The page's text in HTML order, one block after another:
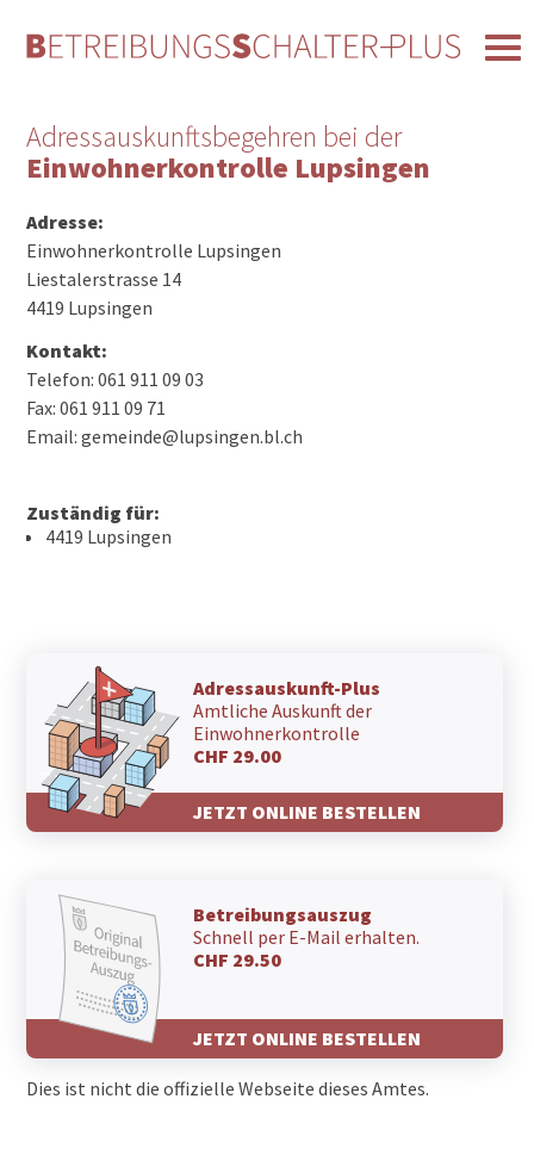
Adressauskunftsbegehren bei der
Einwohnerkontrolle Lupsingen
Adresse:
Einwohnerkontrolle Lupsingen
Liestalerstrasse 14
4419 Lupsingen
Kontakt:
Telefon: 061 911 09 03
Fax: 061 911 09 71
Email: gemeinde@lupsingen.bl.ch
Zuständig für:
4419 Lupsingen
Adressauskunft-Plus
Amtliche Auskunft der
Einwohnerkontrolle
CHF 29.00
JETZT ONLINE BESTELLEN
Betreibungsauszug
Schnell per E-Mail erhalten.
CHF 29.50
JETZT ONLINE BESTELLEN
Dies ist nicht die offizielle Webseite dieses Amtes.